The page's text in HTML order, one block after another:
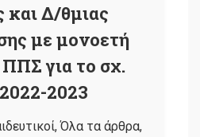
και Δ/θμιας
με μονοετή
ΠΠΣ για το σχ.
2023
,Όλα τα άρθρα,